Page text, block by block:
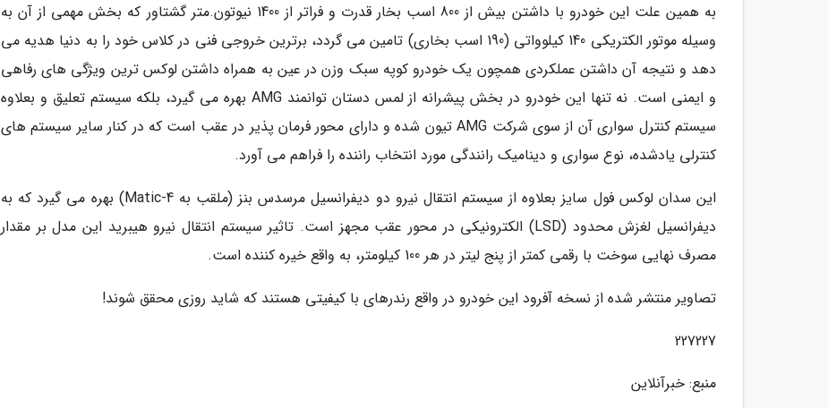
به همین علت این خودرو با داشتن بیش از 800 اسب بخار قدرت و فراتر از 1400 نیوتون.متر گشتاور که بخش مهمی از آن به
وسیله موتور الکتریکی 140 کیلوواتی (190 اسب بخاری) تامین می گردد، برترین خروجی فنی در کلاس خود را به دنیا هدیه می
دهد و نتیجه آن داشتن عملکردی همچون یک خودرو کوپه سبک وزن در عین به همراه داشتن لوکس ترین ویژگی های رفاهی
و ایمنی است. نه تنها این خودرو در بخش پیشرانه از لمس دستان توانمند AMG بهره می گیرد، بلکه سیستم تعلیق و بعلاوه
سیستم کنترل سواری آن از سوی شرکت AMG تیون شده و دارای محور فرمان پذیر در عقب است که در کنار سایر سیستم های
کنترلی یادشده، نوع سواری و دینامیک رانندگی مورد انتخاب راننده را فراهم می آورد.
این سدان لوکس فول سایز بعلاوه از سیستم انتقال نیرو دو دیفرانسیل مرسدس بنز (ملقب به 4-Matic) بهره می گیرد که به
دیفرانسیل لغزش محدود (LSD) الکترونیکی در محور عقب مجهز است. تاثیر سیستم انتقال نیرو هیبرید این مدل بر مقدار
مصرف نهایی سوخت با رقمی کمتر از پنج لیتر در هر 100 کیلومتر، به واقع خیره کننده است.
تصاویر منتشر شده از نسخه آفرود این خودرو در واقع رندرهای با کیفیتی هستند که شاید روزی محقق شوند!
227227
منبع: خبرآنلاین